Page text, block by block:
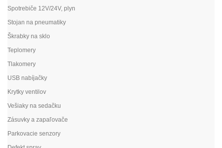
Spotrebiče 12V/24V, plyn
Stojan na pneumatiky
Škrabky na sklo
Teplomery
Tlakomery
USB nabíjačky
Krytky ventilov
Vešiaky na sedačku
Zásuvky a zapaľovače
Parkovacie senzory